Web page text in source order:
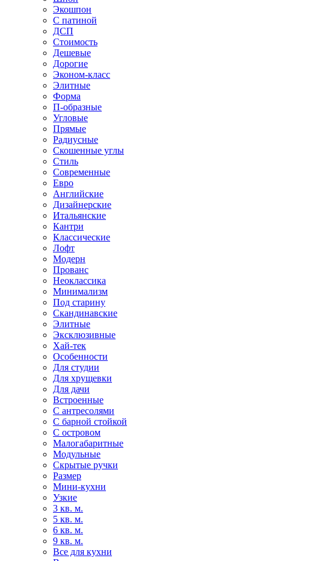
Экошпон
С патиной
ДСП
Стоимость
Дешевые
Дорогие
Эконом-класс
Элитные
Форма
П-образные
Угловые
Прямые
Радиусные
Скошенные углы
Стиль
Современные
Евро
Английские
Дизайнерские
Итальянские
Кантри
Классические
Лофт
Модерн
Прованс
Неоклассика
Минимализм
Под старину
Скандинавские
Элитные
Эксклюзивные
Хай-тек
Особенности
Для студии
Для хрущевки
Для дачи
Встроенные
С антресолями
С барной стойкой
С островом
Малогабаритные
Модульные
Скрытые ручки
Размер
Мини-кухни
Узкие
3 кв. м.
5 кв. м.
6 кв. м.
9 кв. м.
Все для кухни